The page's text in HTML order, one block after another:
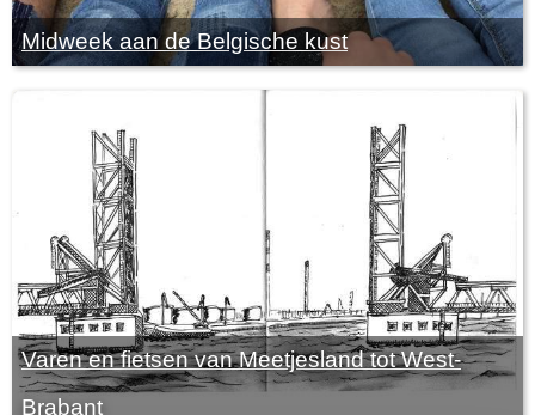
Midweek aan de Belgische kust
Varen en fietsen van Meetjesland tot West-
Brabant